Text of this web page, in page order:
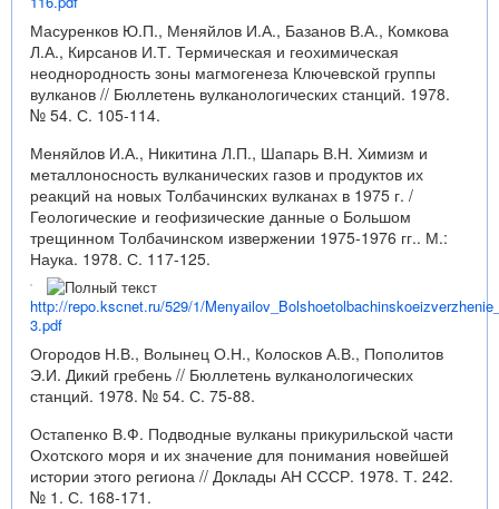
Масуренков Ю.П., Меняйлов И.А., Базанов В.А., Комкова
Л.А., Кирсанов И.Т. Термическая и геохимическая
неоднородность зоны магмогенеза Ключевской группы
вулканов // Бюллетень вулканологических станций. 1978.
№ 54. С. 105-114.
Меняйлов И.А., Никитина Л.П., Шапарь В.Н. Химизм и
металлоносность вулканических газов и продуктов их
реакций на новых Толбачинских вулканах в 1975 г. /
Геологические и геофизические данные о Большом
трещинном Толбачинском извержении 1975-1976 гг.. М.:
Наука. 1978. С. 117-125.
http://repo.kscnet.ru/529/1/
3.pdf
Огородов Н.В., Волынец О.Н., Колосков А.В., Пополитов
Э.И. Дикий гребень // Бюллетень вулканологических
станций. 1978. № 54. С. 75-88.
Остапенко В.Ф. Подводные вулканы прикурильской части
Охотского моря и их значение для понимания новейшей
истории этого региона // Доклады АН СССР. 1978. Т. 242.
№ 1. С. 168-171.